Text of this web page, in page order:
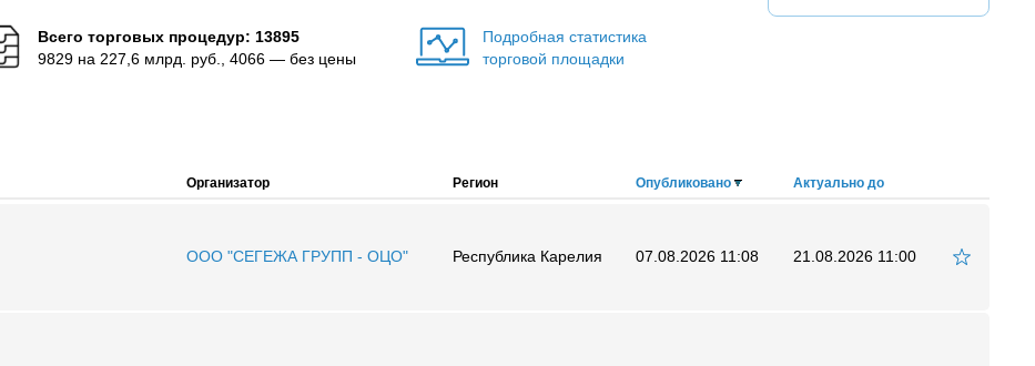
Всего торговых процедур: 13895
9829 на 227,6 млрд. руб., 4066 — без цены
Подробная статистика
торговой площадки
Организатор Регион Опубликовано Актуально до
ООО "СЕГЕЖА ГРУПП - ОЦО" Республика Карелия 07.08.2026 11:08 21.08.2026 11:00